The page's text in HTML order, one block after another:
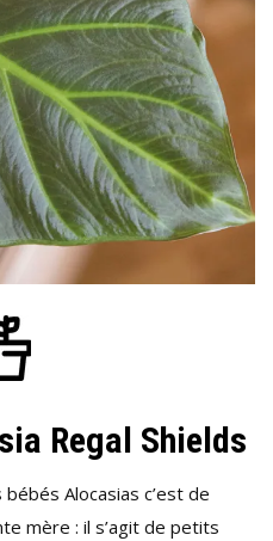
Regal Shields
Alocasias c’est de
mère : il s’agit de petits